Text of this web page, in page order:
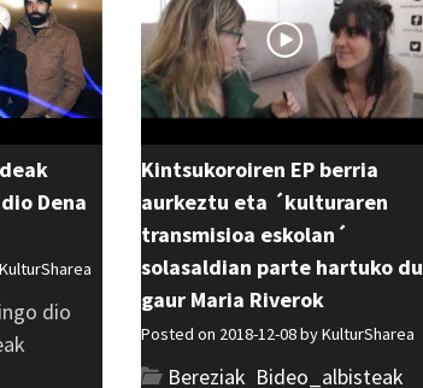
Dena
KulturSharea
dio
Kintsukoroiren EP berria
aurkeztu eta ´kulturaren
transmisioa eskolan´
solasaldian parte hartuko du
gaur Maria Riverok
Posted on 2018-12-08 byKulturSharea
Bereziak Bideo_albisteak